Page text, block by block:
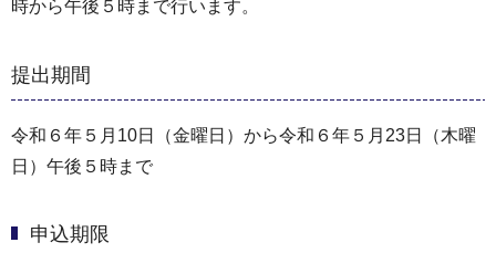
時から午後５時まで行います。
提出期間
令和６年５月10日（金曜日）から令和６年５月23日（木曜
日）午後５時まで
申込期限